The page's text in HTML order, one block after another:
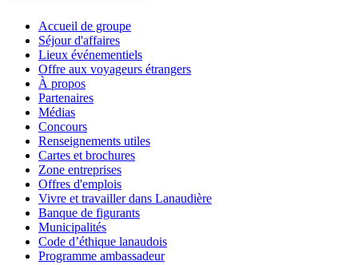
Accueil de groupe
Séjour d'affaires
Lieux événementiels
Offre aux voyageurs étrangers
À propos
Partenaires
Médias
Concours
Renseignements utiles
Cartes et brochures
Zone entreprises
Offres d'emplois
Vivre et travailler dans Lanaudière
Banque de figurants
Municipalités
Code d’éthique lanaudois
Programme ambassadeur